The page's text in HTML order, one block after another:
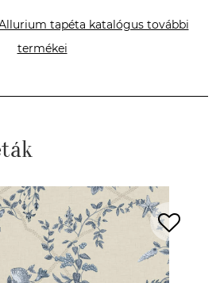
tapéta katalógus további
termékei